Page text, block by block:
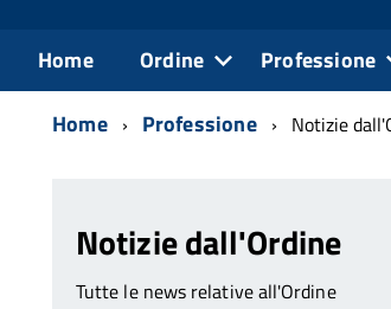
Home Ordine Professione
Home Professione Notizie
Notizie dall'Ordine
Tutte le news relative all'Ordine